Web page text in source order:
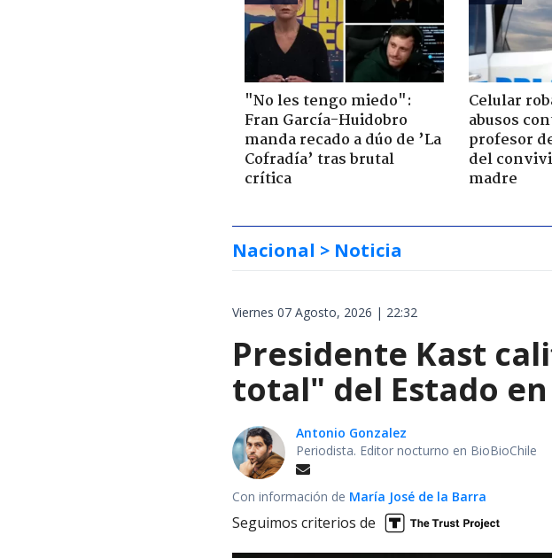
"No les tengo miedo":
Fran García-Huidobro
manda recado a dúo de ’La
Cofradía’ tras brutal
crítica
Celular
abusos
profesor
del
madre
Nacional > Noticia
Viernes 07 Agosto, 2026 | 22:32
Presidente Kast
total" del Estado
Antonio Gonzalez
Periodista. Editor nocturno en BioBioChile
Con información de María José de la Barra
Seguimos criterios de